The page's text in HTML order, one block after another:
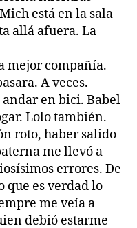
está en la sala
allá afuera. La
mejor compañía.
A veces.
en bici. Babel
Lolo también.
roto, haber salido
me llevó a
errores. De
que es verdad lo
me veía a
debió estarme